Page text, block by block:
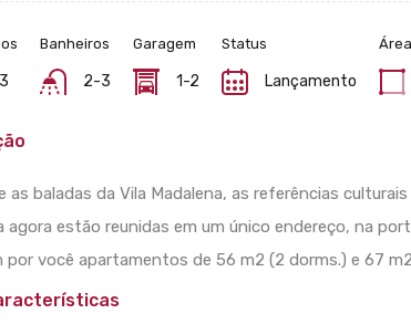
Banheiros
2-3
Garagem
1-2
Status
Lançamento
Área
as baladas da Vila Madalena, as referências
agora estão reunidas em um único endereço, na
por você apartamentos de 56 m2 (2 dorms.) e 67